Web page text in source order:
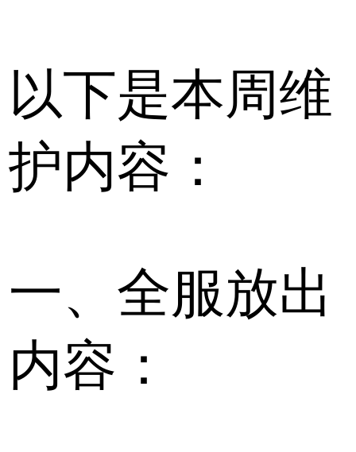
以下是本周维
护内容：
一、全服放出
内容：